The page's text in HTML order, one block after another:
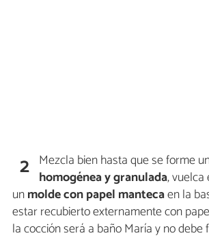
2 Mezcla bien hasta que se forme
homogénea y granulada,
unmoldecon papel mantecaen la
estar recubierto externamente con
la cocción será a baño María y no debe